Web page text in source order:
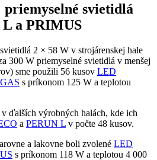
svietidlá
L a PRIMUS
2 × 58 W v strojárenskej hale
300 W priemyselné svietidlá v menšej
sme použili 56 kusov LED
s príkonom 125 W a teplotou
ďalších výrobných halách, kde ich
a PERUN L v počte 48 kusov.
a lakovne boli zvolené LED
s príkonom 118 W a teplotou 4 000